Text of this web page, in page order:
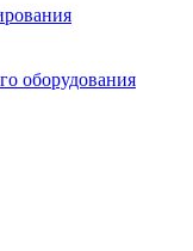
оборудования